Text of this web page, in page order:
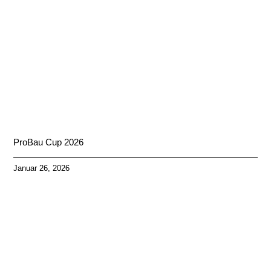
ProBau Cup 2026
Januar 26, 2026